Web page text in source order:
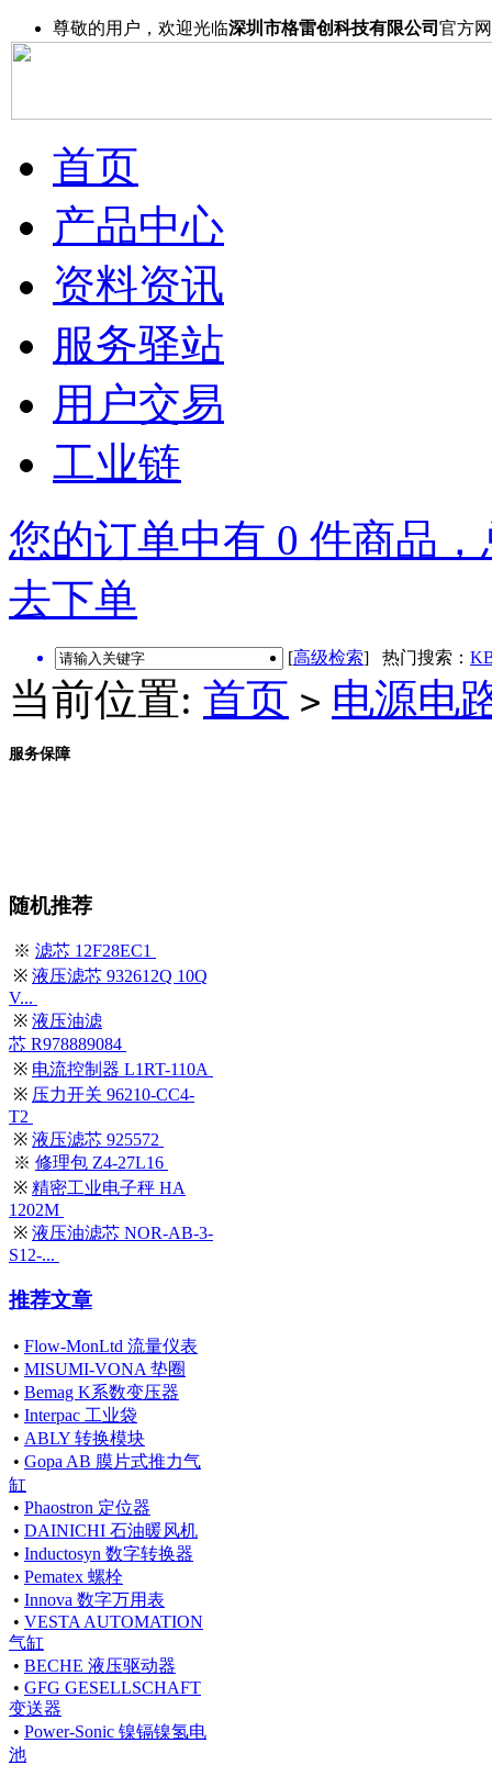
尊敬的用户，欢迎光临深圳市格雷创科技有限公司 官方
首页
产品中心
资料资讯
服务驿站
用户交易
工业链
您的订单中有 0 件商品
去下单
[高级检索] 热门搜索：
当前位置: 首页 > 电源电
服务保障
随机推荐
※ 滤芯 12F28EC1
※ 液压滤芯 932612Q 10Q
V...
※ 液压油滤
芯 R978889084
※ 电流控制器 L1RT-110A
※ 压力开关 96210-CC4-
T2
※ 液压滤芯 925572
※ 修理包 Z4-27L16
※ 精密工业电子秤 HA
1202M
※ 液压油滤芯 NOR-AB-3-
S12-...
推荐文章
• Flow-MonLtd 流量仪表
• MISUMI-VONA 垫圈
• Bemag K系数变压器
• Interpac 工业袋
• ABLY 转换模块
• Gopa AB 膜片式推力气
缸
• Phaostron 定位器
• DAINICHI 石油暖风机
• Inductosyn 数字转换器
• Pematex 螺栓
• Innova 数字万用表
• VESTA AUTOMATION
气缸
• BECHE 液压驱动器
• GFG GESELLSCHAFT
变送器
• Power-Sonic 镍镉镍氢电
池